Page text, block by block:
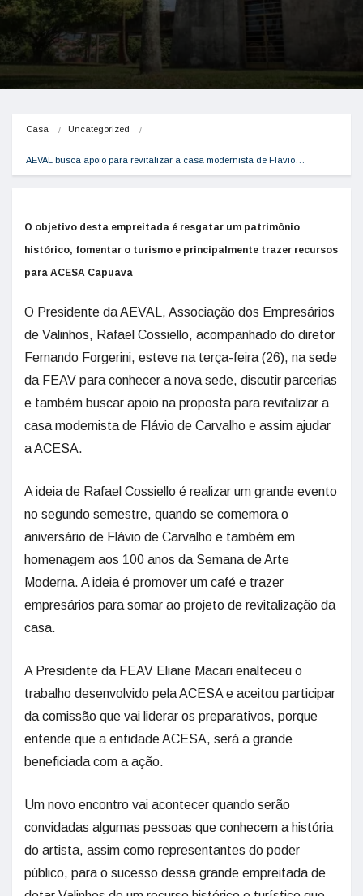
Casa Uncategorized
AEVAL busca apoio para revitalizar a casa modernista de Flávio…
O objetivo desta empreitada é resgatar um patrimônio
histórico, fomentar o turismo e principalmente trazer recursos
para ACESA Capuava
O Presidente da AEVAL, Associação dos Empresários
de Valinhos, Rafael Cossiello, acompanhado do diretor
Fernando Forgerini, esteve na terça-feira (26), na sede
da FEAV para conhecer a nova sede, discutir parcerias
e também buscar apoio na proposta para revitalizar a
casa modernista de Flávio de Carvalho e assim ajudar
a ACESA.
A ideia de Rafael Cossiello é realizar um grande evento
no segundo semestre, quando se comemora o
aniversário de Flávio de Carvalho e também em
homenagem aos 100 anos da Semana de Arte
Moderna. A ideia é promover um café e trazer
empresários para somar ao projeto de revitalização da
casa.
A Presidente da FEAV Eliane Macari enalteceu o
trabalho desenvolvido pela ACESA e aceitou participar
da comissão que vai liderar os preparativos, porque
entende que a entidade ACESA, será a grande
beneficiada com a ação.
Um novo encontro vai acontecer quando serão
convidadas algumas pessoas que conhecem a história
do artista, assim como representantes do poder
público, para o sucesso dessa grande empreitada de